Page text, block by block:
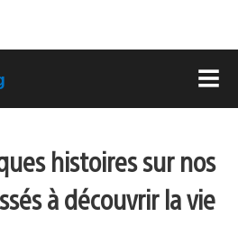
histoires sur nos
à découvrir la vie